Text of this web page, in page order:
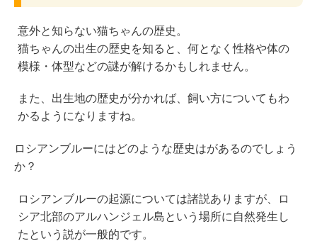
意外と知らない猫ちゃんの歴史。
猫ちゃんの出生の歴史を知ると、何となく性格や体の
模様・体型などの謎が解けるかもしれません。
また、出生地の歴史が分かれば、飼い方についてもわ
かるようになりますね。
ロシアンブルーにはどのような歴史はがあるのでしょう
か？
ロシアンブルーの起源については諸説ありますが、ロ
シア北部のアルハンジェル島という場所に自然発生し
たという説が一般的です。